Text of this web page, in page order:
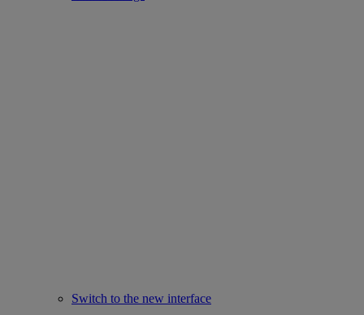
Switch to the new interface